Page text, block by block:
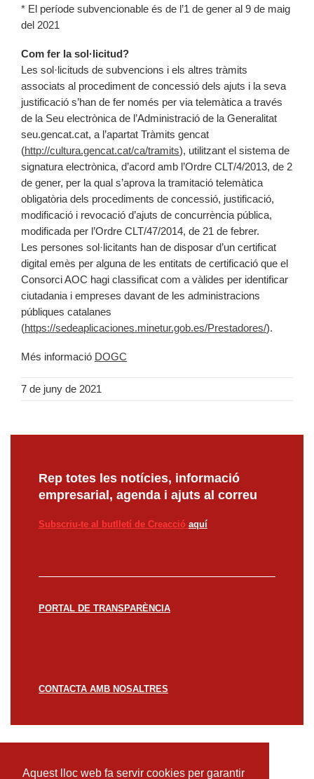
Aquest lloc web fa servir cookies per garantir
* El període subvencionable és de l’1 de gener al 9 de maig
del 2021
Com fer la sol·licitud?
Les sol·licituds de subvencions i els altres tràmits
associats al procediment de concessió dels ajuts i la seva
justificació s’han de fer només per via telemàtica a través
de la Seu electrònica de l’Administració de la Generalitat
seu.gencat.cat, a l’apartat Tràmits gencat
(http://cultura.gencat.cat/ca/tramits), utilitzant el sistema de
signatura electrònica, d’acord amb l’Ordre CLT/4/2013, de 2
de gener, per la qual s’aprova la tramitació telemàtica
obligatòria dels procediments de concessió, justificació,
modificació i revocació d’ajuts de concurrència pública,
modificada per l’Ordre CLT/47/2014, de 21 de febrer.
Les persones sol·licitants han de disposar d’un certificat
digital emès per alguna de les entitats de certificació que el
Consorci AOC hagi classificat com a vàlides per identificar
ciutadania i empreses davant de les administracions
públiques catalanes
(https://sedeaplicaciones.minetur.gob.es/Prestadores/).
Més informació DOGC
7 de juny de 2021
Rep totes les notícies, informació
empresarial, agenda i ajuts al correu
Subscriu-te al butlletí de Creacció aquí
PORTAL DE TRANSPARÈNCIA
CONTACTA AMB NOSALTRES